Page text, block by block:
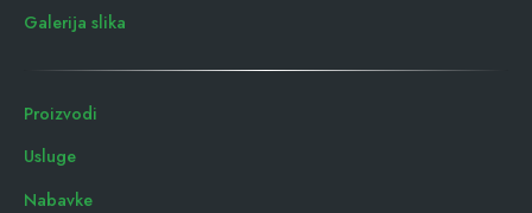
Galerija slika
Proizvodi
Usluge
Nabavke